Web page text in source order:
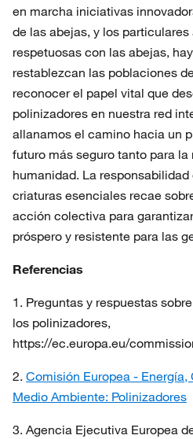
en marcha iniciativas
de las abejas, y los
respetuosas con las abejas,
restablezcan las poblaciones
reconocer el papel vital que
polinizadores en nuestra red
allanamos el camino hacia un
futuro más seguro tanto para
humanidad. La
criaturas esenciales recae
acción colectiva para
próspero y resistente para las
Referencias
1. Preguntas y respuestas
los polinizadores,
https://ec.europa.eu/
2. Comisión Europea -
Medio Ambiente: Polinizadores
3. Agencia Ejecutiva Europea